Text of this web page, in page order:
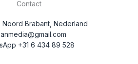
Contact
Noord Brabant, Nederland
+31 6 434 89 528